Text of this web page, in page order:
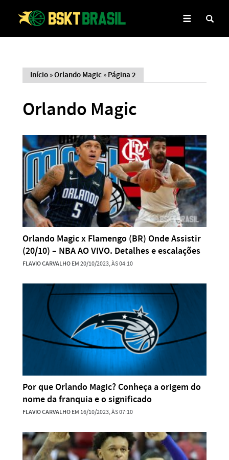
Início »Orlando Magic » Página 2
Orlando Magic
Orlando Magic x Flamengo (BR) Onde Assistir
(20/10) – NBA AO VIVO. Detalhes e escalações
FLAVIO CARVALHOEM 20/10/2023, ÀS 04:10
Por que Orlando Magic? Conheça a origem do
nome da franquia e o significado
FLAVIO CARVALHOEM 16/10/2023, ÀS 07:10